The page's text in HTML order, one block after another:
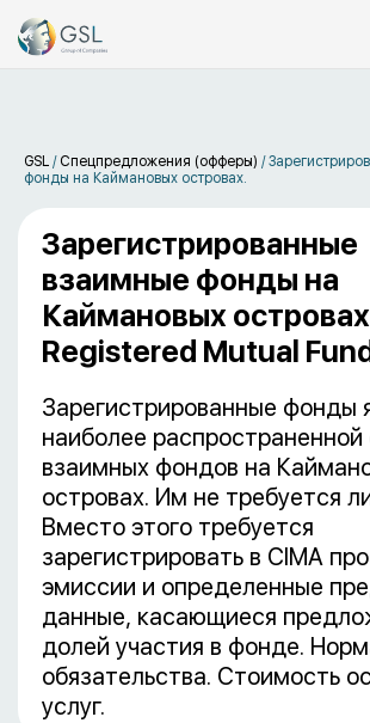
GSL / Спецпредложения (офферы) /
фонды на Каймановых островах.
Зарегистрированные
взаимные фонды на
Каймановых
Registered Mutual
Зарегистрированные фонды
наиболее
взаимных фондов на
островах. Им не требуется
Вместо этого требуется
зарегистрировать в CIMA
эмиссии и определенные
данные, касающиеся
долей участия в фонде.
обязательства. Стоимость
услуг.